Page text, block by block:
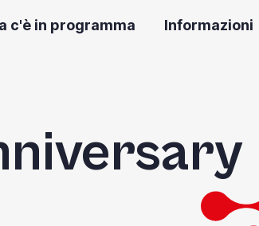
c'è in programma Informazioni